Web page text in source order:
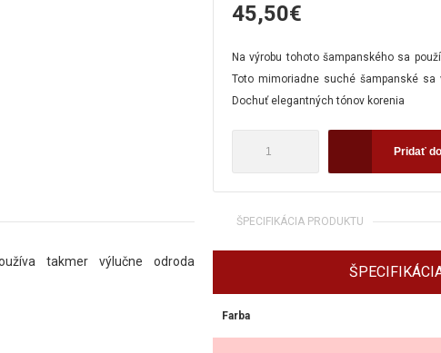
45,50€
Na výrobu tohoto šampanského sa
Toto mimoriadne suché šampanské
Dochuť elegantných tónov korenia
Pridať
takmer výlučne odroda
ŠPECIFIKÁCIA PRODUKTU
Farba